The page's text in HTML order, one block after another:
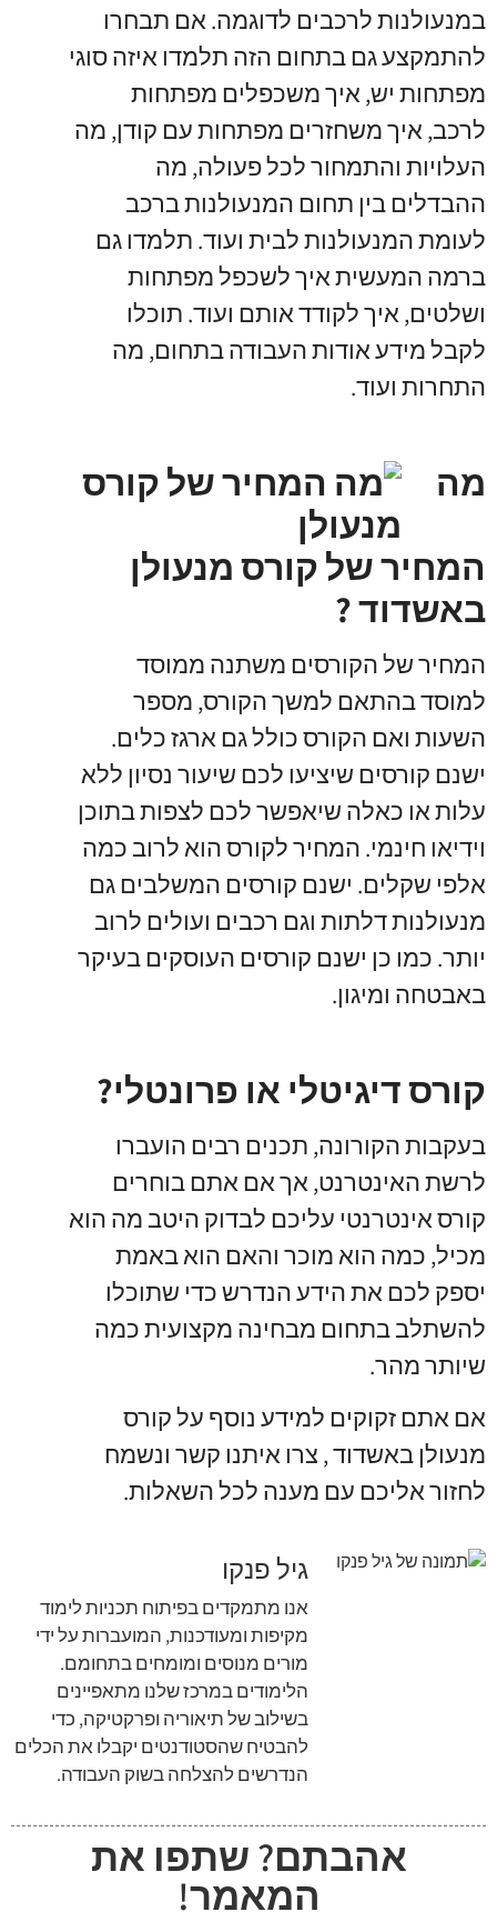
במנעולנות לרכבים לדוגמה.אם תבחרו
להתמקצע גם בתחום הזה תלמדו איזה סוגי
מפתחות יש,איך משכפלים מפתחות
לרכב,איך משחזרים מפתחות עם קודן, מה
העלויות והתמחור לכל פעולה, מה
ההבדלים בין תחום המנעולנות ברכב
לעומת המנעולנות לבית ועוד. תלמדו גם
ברמה המעשית איך לשכפל מפתחות
ושלטים,איך לקודד אותם ועוד. תוכלו
לקבל מידע אודות העבודה בתחום, מה
התחרות ועוד.
מה
המחיר של קורס מנעולן
באשדוד ?
המחיר של הקורסים משתנה ממוסד
למוסד בהתאם למשך הקורס, מספר
השעות ואם הקורס כולל גם ארגז כלים.
ישנם קורסים שיציעו לכם שיעור נסיון ללא
עלות או כאלה שיאפשר לכם לצפות בתוכן
וידיאו חינמי. המחיר לקורס הוא לרוב כמה
אלפי שקלים. ישנם קורסים המשלבים גם
מנעולנות דלתות וגם רכבים ועולים לרוב
יותר. כמו כן ישנם קורסים העוסקים בעיקר
באבטחה ומיגון.
קורס דיגיטלי או פרונטלי?
בעקבות הקורונה, תכנים רבים הועברו
לרשת האינטרנט,אך אם אתם בוחרים
קורס אינטרנטי עליכם לבדוק היטב מה הוא
מכיל, כמה הוא מוכר והאם הוא באמת
יספק לכם את הידע הנדרש כדי שתוכלו
להשתלב בתחום מבחינה מקצועית כמה
שיותר מהר.
אם אתם זקוקים למידע נוסף על קורס
מנעולן באשדוד, צרו איתנו קשר ונשמח
לחזור אליכם עם מענה לכל השאלות.
גיל פנקו
אנו מתמקדים בפיתוח תכניות לימוד
מקיפות ומעודכנות, המועברות על ידי
מורים מנוסים ומומחים בתחומם.
הלימודים במרכז שלנו מתאפיינים
בשילוב של תיאוריה ופרקטיקה, כדי
להבטיח שהסטודנטים יקבלו את הכלים
הנדרשים להצלחה בשוק העבודה.
אהבתם? שתפו את
המאמר!